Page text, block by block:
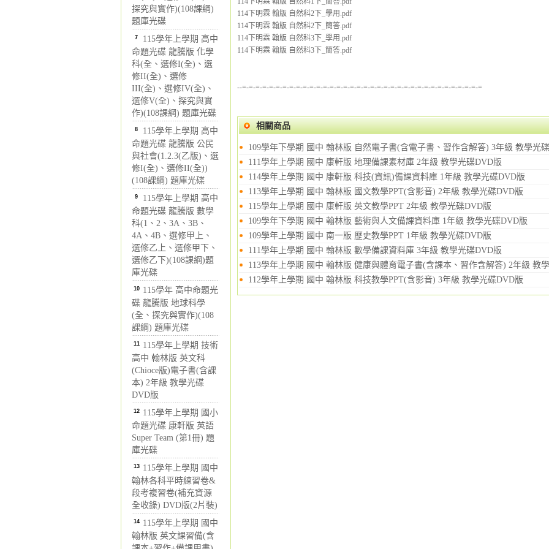
探究與實作)(108課綱)
題庫光碟
7 115學年上學期 高中
命題光碟 龍騰版 化學
科(全、選修I(全)、選
修II(全)、選修
III(全)、選修IV(全)、
選修V(全)、探究與實
作)(108課綱) 題庫光碟
8 115學年上學期 高中
命題光碟 龍騰版 公民
與社會(1.2.3(乙版)、選
修I(全)、選修II(全))
(108課綱) 題庫光碟
9 115學年上學期 高中
命題光碟 龍騰版 數學
科(1、2、3A、3B、
4A、4B、選修甲上、
選修乙上、選修甲下、
選修乙下)(108課綱)題
庫光碟
10 115學年 高中命題光
碟 龍騰版 地球科學
(全、探究與實作)(108
課綱) 題庫光碟
11 115學年上學期 技術
高中 翰林版 英文科
(Chioce版)電子書(含課
本) 2年級 教學光碟
DVD版
12 115學年上學期 國小
命題光碟 康軒版 英語
Super Team (第1冊) 題
庫光碟
13 115學年上學期 國中
翰林各科平時練習卷&
段考複習卷(補充資源
全收錄) DVD版(2片裝)
14 115學年上學期 國中
翰林版 英文課習備(含
114下明霖 翰版 自然科2下_學用.pdf
114下明霖 翰版 自然科2下_簡答.pdf
114下明霖 翰版 自然科3下_學用.pdf
114下明霖 翰版 自然科3下_簡答.pdf
--=-=-=-=-=-=-=-=-=-=-=-=-=-=-=-=-=-=-=-=-=-=-=-=-=-=-=-=-=-=-=-=-=-=-=-=
相關商品
109學年下學期 國中 翰林版 自然電子書(含電子書、習作含解答) 3年級 教學光
111學年上學期 國中 康軒版 地理備課素材庫 2年級 教學光碟DVD版
114學年上學期 國中 康軒版 科技(資訊)備課資料庫 1年級 教學光碟DVD版
113學年上學期 國中 翰林版 國文教學PPT(含影音) 2年級 教學光碟DVD版
115學年上學期 國中 康軒版 英文教學PPT 2年級 教學光碟DVD版
109學年下學期 國中 翰林版 藝術與人文備課資料庫 1年級 教學光碟DVD版
109學年上學期 國中 南一版 歷史教學PPT 1年級 教學光碟DVD版
111學年上學期 國中 翰林版 數學備課資料庫 3年級 教學光碟DVD版
113學年上學期 國中 翰林版 健康與體育電子書(含課本、習作含解答) 2年級 教
112學年上學期 國中 翰林版 科技教學PPT(含影音) 3年級 教學光碟DVD版